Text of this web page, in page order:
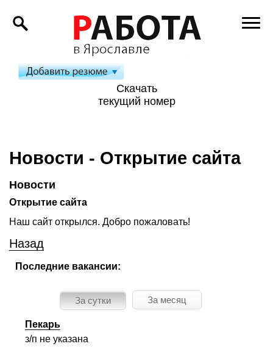
Скачать
текущий номер
Новости - Открытие сайта
Новости
Открытие сайта
Наш сайт открылся. Добро пожаловать!
Назад
Последние вакансии:
За сутки За месяц
Пекарь
з/п не указана